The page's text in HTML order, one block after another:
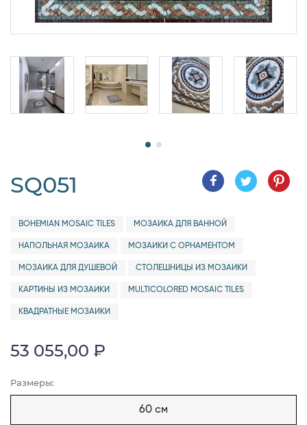
SQ051
BOHEMIAN MOSAIC TILES МОЗАИКА ДЛЯ ВАННОЙ
НАПОЛЬНАЯ МОЗАИКА МОЗАИКИ С ОРНАМЕНТОМ
МОЗАИКА ДЛЯ ДУШЕВОЙ СТОЛЕШНИЦЫ ИЗ МОЗАИКИ
КАРТИНЫ ИЗ МОЗАИКИ MULTICOLORED MOSAIC TILES
КВАДРАТНЫЕ МОЗАИКИ
53 055,00 ₽
Размеры:
60 см